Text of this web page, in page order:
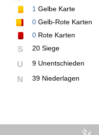
1 Gelbe Karte
0 Gelb-Rote Karten
0 Rote Karten
S 20 Siege
U 9 Unentschieden
N 39 Niederlagen